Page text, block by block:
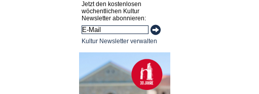
Jetzt den kostenlosen
wöchentlichen Kultur
Newsletter abonnieren:
Kultur Newsletter verwalten